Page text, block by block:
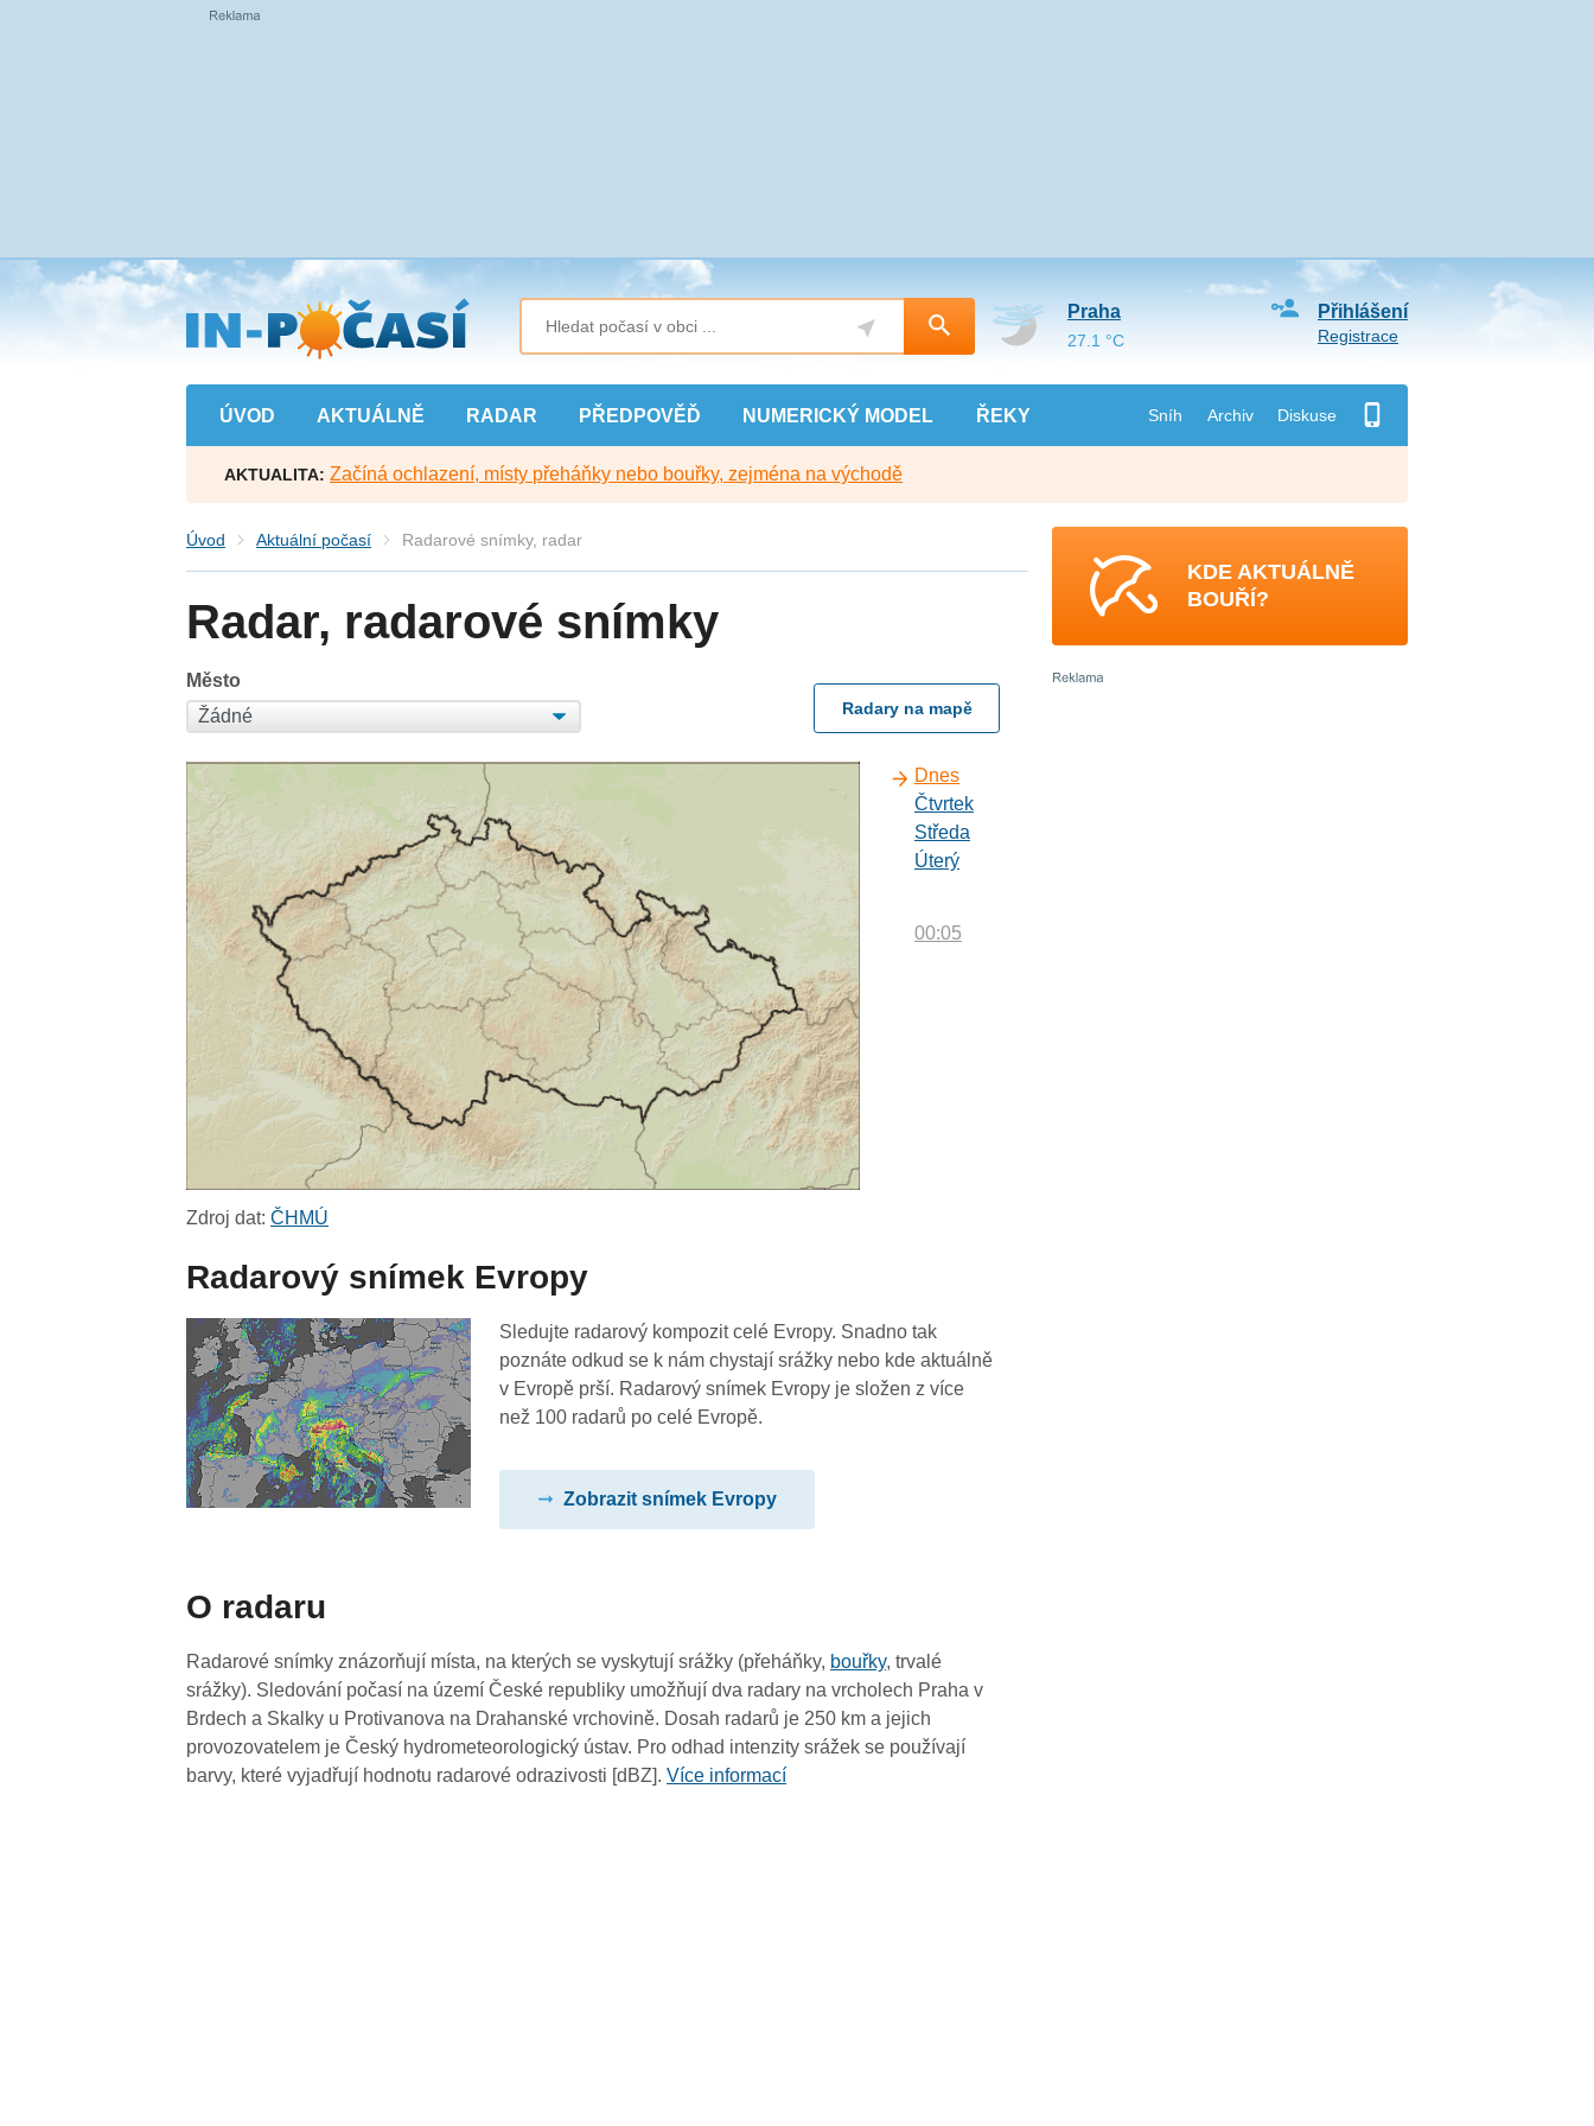
Přejít
na
hlavní
obsah
ÚVOD AKTUÁLNĚ RADAR PŘEDPOVĚĎ NUMERICKÝ MODEL ŘEKY Sníh Archiv Diskuse
Přihlášení
Registrace
Praha
27.1 °C
AKTUALITA: Začíná ochlazení, místy přeháňky nebo bouřky, zejména na východě
Úvod Aktuální počasí Radarové snímky, radar
Radar, radarové snímky
Město
Radary na mapě
Dnes
Čtvrtek
Středa
Úterý
00:05
Zdroj dat:ČHMÚ
Radarový snímek Evropy
Sledujte radarový kompozit celé Evropy. Snadno tak
poznáte odkud se k nám chystají srážky nebo kde aktuálně
v Evropě prší. Radarový snímek Evropy je složen z více
než 100 radarů po celé Evropě.
Zobrazit snímek Evropy
O radaru
Radarové snímky znázorňují místa, na kterých se vyskytují srážky (přeháňky, bouřky, trvalé
srážky). Sledování počasí na území České republiky umožňují dva radary na vrcholech Praha v
Brdech a Skalky u Protivanova na Drahanské vrchovině. Dosah radarů je 250 km a jejich
provozovatelem je Český hydrometeorologický ústav. Pro odhad intenzity srážek se používají
barvy, které vyjadřují hodnotu radarové odrazivosti [dBZ].Více informací
KDE AKTUÁLNĚ
BOUŘÍ?